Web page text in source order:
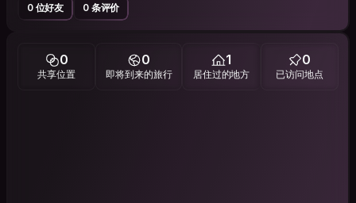
0 位好友 0 条评价
0
共享位置
0
即将到来的旅行
1
居住过的地方
0
已访问地点